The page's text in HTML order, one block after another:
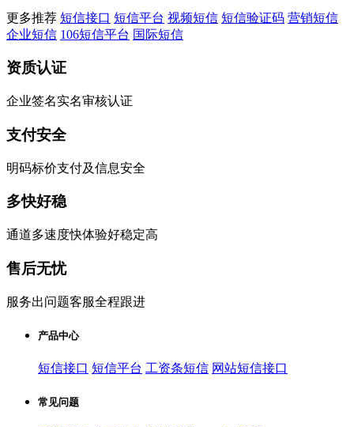
更多推荐 短信接口 短信平台 视频短信 短信验证码 营销短信
企业短信 106短信平台 国际短信
资质认证
企业签名实名审核认证
支付安全
明码标价支付及信息安全
多快好稳
通道多速度快体验好稳定高
售后无忧
服务出问题客服全程跟进
产品中心
短信接口 短信平台 工资条短信 网站短信接口
常见问题